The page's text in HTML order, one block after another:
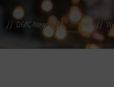
DGfC-News Termine